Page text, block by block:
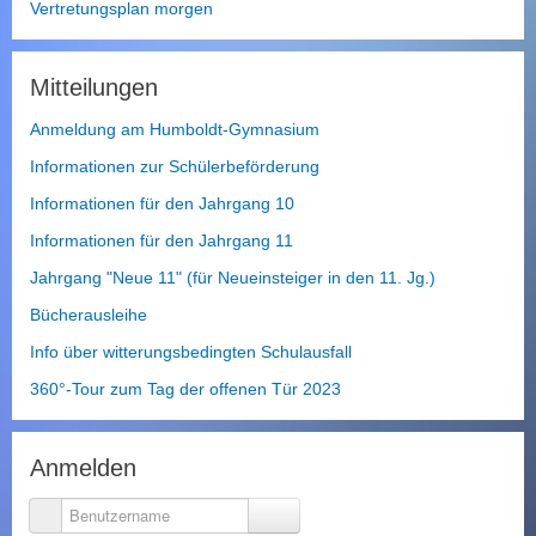
Vertretungsplan morgen
Mitteilungen
Anmeldung am Humboldt-Gymnasium
Informationen zur Schülerbeförderung
Informationen für den Jahrgang 10
Informationen für den Jahrgang 11
Jahrgang "Neue 11" (für Neueinsteiger in den 11. Jg.)
Bücherausleihe
Info über witterungsbedingten Schulausfall
360°-Tour zum Tag der offenen Tür 2023
Anmelden
Benutzername